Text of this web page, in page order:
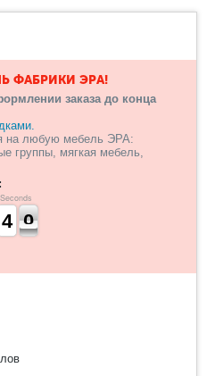
ФАБРИКИ ЭРА!
заказа до конца
на любую мебель ЭРА:
группы, мягкая мебель,
Seconds
4
3
3 0
9
9